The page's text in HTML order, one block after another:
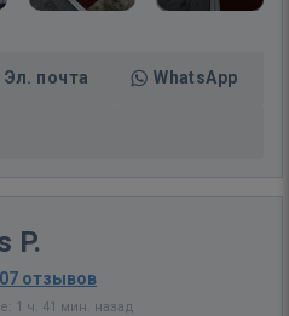
Эл. почта WhatsApp
P.
отзывов
1 ч. 41 мин. назад